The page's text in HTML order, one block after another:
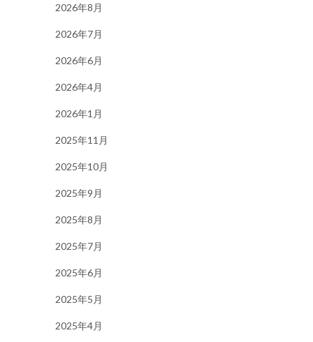
2026年8月
2026年7月
2026年6月
2026年4月
2026年1月
2025年11月
2025年10月
2025年9月
2025年8月
2025年7月
2025年6月
2025年5月
2025年4月